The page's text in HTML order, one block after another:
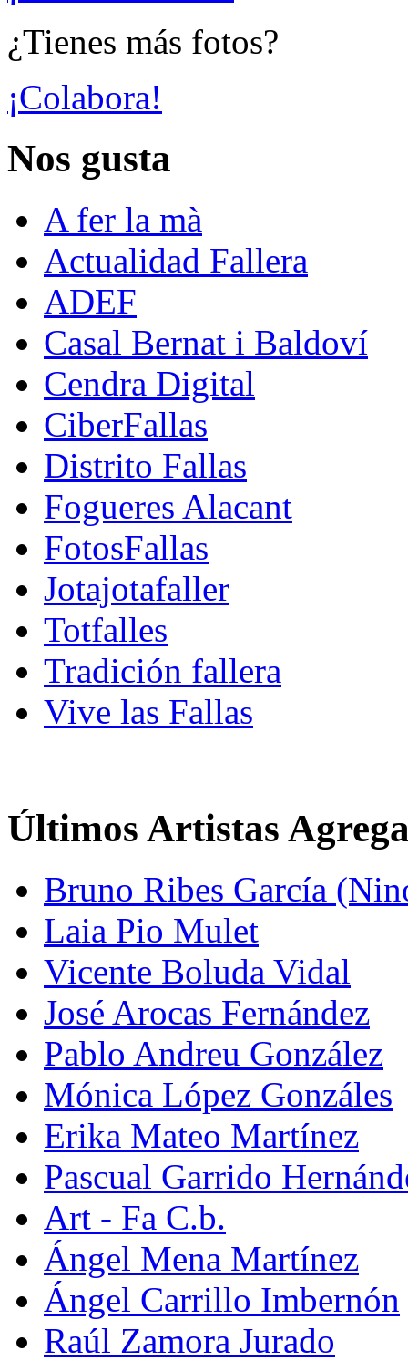
¿Tienes más fotos?
¡Colabora!
Nos gusta
A fer la mà
Actualidad Fallera
ADEF
Casal Bernat i Baldoví
Cendra Digital
CiberFallas
Distrito Fallas
Fogueres Alacant
FotosFallas
Jotajotafaller
Totfalles
Tradición fallera
Vive las Fallas
Últimos Artistas
Bruno Ribes García
Laia Pio Mulet
Vicente Boluda Vidal
José Arocas Fernández
Pablo Andreu González
Mónica López Gonzáles
Erika Mateo Martínez
Pascual Garrido
Art - Fa C.b.
Ángel Mena Martínez
Ángel Carrillo Imbernón
Raúl Zamora Jurado